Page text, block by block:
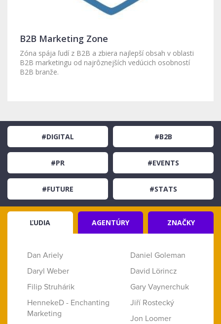
B2B Marketing Zone
Zóna spája ľudí z B2B a zbiera najlepší obsah v oblasti
B2B marketingu od najrôznejších vedúcich osobností
B2B branže.
#DIGITAL #B2B
#PR #EVENTS
#FUTURE #STATS
ĽUDIA AGENTÚRY ZNAČKY
Dan Ariely
Daniel Goleman
Daryl Weber
David Lörincz
Filip Struhárik
Gary Vaynerchuk
HennekeD - Enchanting
Marketing
Jiří Rostecký
Jon Loomer